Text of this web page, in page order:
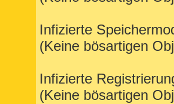
Infizierte
(Keine bösartigen
Infizierte
(Keine bösartigen